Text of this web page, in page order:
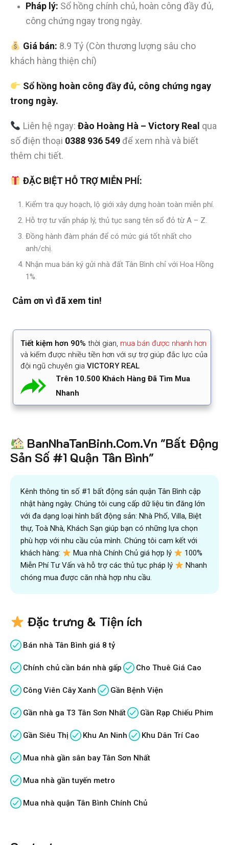
Pháp lý: Sổ hồng chính chủ, hoàn công đầy đủ,
công chứng ngay trong ngày.
Giá bán: 8.9 Tỷ (Còn thương lượng sâu cho
khách hàng thiện chí)
Sổ hồng hoàn công đầy đủ, công chứng ngay
trong ngày.
Liên hệ ngay: Đào Hoàng Hà – Victory Real qua
số điện thoại 0388 936 549 để xem nhà và biết
thêm chi tiết.
ĐẶC BIỆT HỖ TRỢ MIỄN PHÍ:
Kiểm tra quy hoạch, lộ giới xây dựng hoàn toàn miễn phí.
Hỗ trợ tư vấn pháp lý, thủ tục sang tên sổ đỏ từ A – Z.
Đồng hành đàm phán để có mức giá tốt nhất cho
anh/chị.
Nhận mua bán ký gửi nhà đất Tân Bình chỉ với Hoa Hồng
1%.
Cảm ơn vì đã xem tin!
Tiết kiệm hơn 90% thời gian, mua bán được nhanh hơn
và kiếm được nhiều tiền hơn với sự trợ giúp đắc lực của
đội ngũ chuyên gia VICTORY REAL
Trên 10.500 Khách Hàng Đã Tìm Mua
Nhanh
BanNhaTanBinh.Com.Vn "Bất Động
Sản Số #1 Quận Tân Bình"
Kênh thông tin số #1 bất động sản quận Tân Bình cập
nhật hàng ngày. Chúng tôi cung cấp dữ liệu tin đăng lớn
với đa dạng loại hình bất động sản: Nhà Phố, Villa, Biệt
thự, Toà Nhà, Khách Sạn giúp bạn có những lựa chọn
phù hợp với nhu cầu của mình. Chúng tôi cam kết với
khách hàng:
Mua nhà Chính Chủ giá hợp lý
100%
Miễn Phí Tư Vấn và hỗ trợ các thủ tục pháp lý
Nhanh
chóng mua được căn nhà hợp nhu cầu.
Đặc trưng & Tiện ích
Bán nhà Tân Bình giá 8 tỷ
Chính chủ cần bán nhà gấp Cho Thuê Giá Cao
Công Viên Cây Xanh Gần Bệnh Viện
Gần nhà ga T3 Tân Sơn Nhất Gần Rạp Chiếu Phim
Gần Siêu Thị Khu An Ninh Khu Dân Trí Cao
Mua nhà gần sân bay Tân Sơn Nhất
Mua nhà gần tuyến metro
Mua nhà quận Tân Bình Chính Chủ